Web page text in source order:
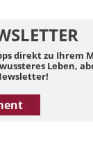
direkt zu Ihrem
Leben,